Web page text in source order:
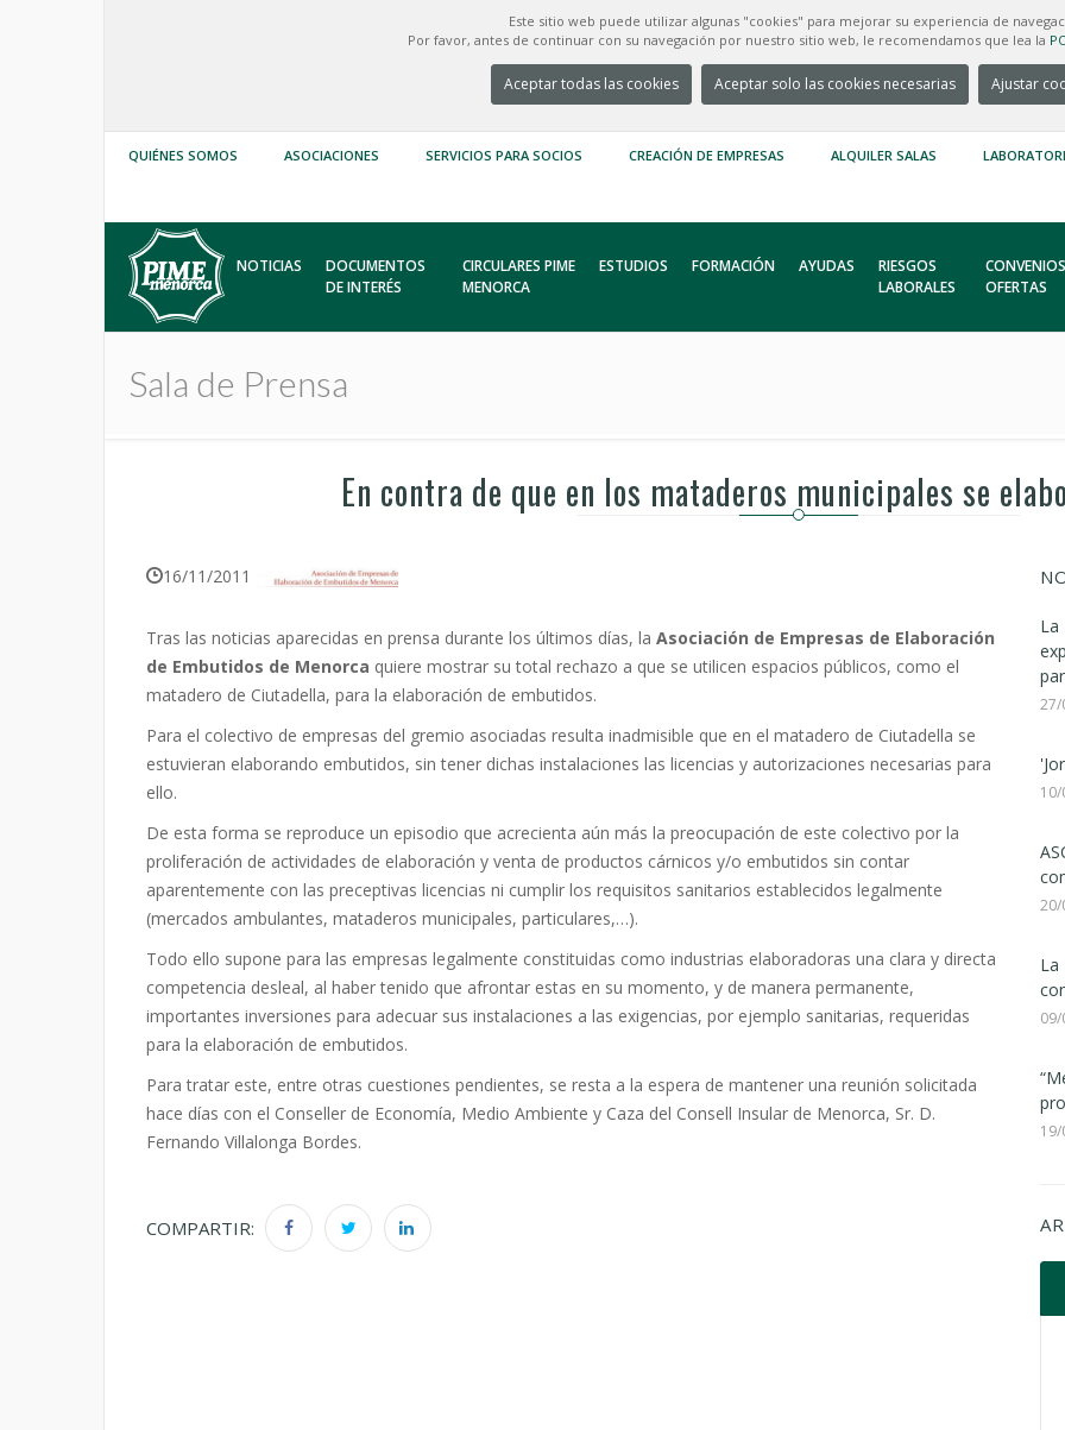
Este sitio web puede utilizar algunas "cookies" para mejorar su experiencia de
Por favor, antes de continuar con su navegación por nuestro sitio web, le recomendamos que lea la
Aceptar todas las cookies Aceptar solo las cookies necesarias Ajustar
QUIÉNES SOMOS ASOCIACIONES SERVICIOS PARA SOCIOS CREACIÓN DE EMPRESAS ALQUILER SALAS
NOTICIAS
DOCUMENTOS
DE INTERÉS
CIRCULARES PIME
MENORCA
ESTUDIOS FORMACIÓN AYUDAS
RIESGOS
LABORALES
OFERTAS
Sala de Prensa
En contra de que en los mataderos municipales se
16/11/2011
Tras las noticias aparecidas en prensa durante los últimos días, la Asociación de Empresas de Elaboración
de Embutidos de Menorca quiere mostrar su total rechazo a que se utilicen espacios públicos, como el
matadero de Ciutadella, para la elaboración de embutidos.
Para el colectivo de empresas del gremio asociadas resulta inadmisible que en el matadero de Ciutadella se
estuvieran elaborando embutidos, sin tener dichas instalaciones las licencias y autorizaciones necesarias para
ello.
De esta forma se reproduce un episodio que acrecienta aún más la preocupación de este colectivo por la
proliferación de actividades de elaboración y venta de productos cárnicos y/o embutidos sin contar
aparentemente con las preceptivas licencias ni cumplir los requisitos sanitarios establecidos legalmente
(mercados ambulantes, mataderos municipales, particulares,…).
Todo ello supone para las empresas legalmente constituidas como industrias elaboradoras una clara y directa
competencia desleal, al haber tenido que afrontar estas en su momento, y de manera permanente,
importantes inversiones para adecuar sus instalaciones a las exigencias, por ejemplo sanitarias, requeridas
para la elaboración de embutidos.
Para tratar este, entre otras cuestiones pendientes, se resta a la espera de mantener una reunión solicitada
hace días con el Conseller de Economía, Medio Ambiente y Caza del Consell Insular de Menorca, Sr. D.
Fernando Villalonga Bordes.
COMPARTIR:
La
27/
20/
La